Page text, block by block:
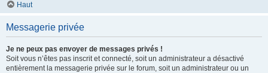
Haut
Messagerie privée
Je ne peux pas envoyer de messages privés !
Soit vous n’êtes pas inscrit et connecté, soit un administrateur a désactivé
entièrement la messagerie privée sur le forum, soit un administrateur ou un